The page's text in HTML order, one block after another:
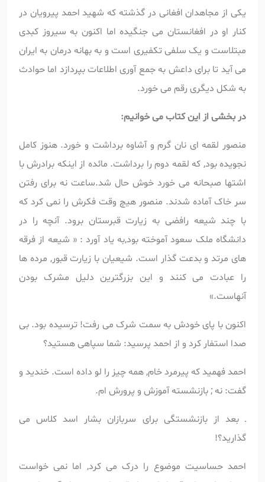
یکی از مجاهدان افغانی در گذشته که شهید احمد پیرویان در
کنار او در افغانستان می جنگیده اما اکنون به سیروز کبدی
مبتلاست و یک سلفی تکفیری است و به بهانه درمان به ایران
می آید تا برای داعش به جمع آوری اطلاعات بپردازد اما حوادث
به شکل دیگری رقم می خورد.
در بخشی از این کتاب می خوانیم:
منصور لقمه ای نان گرم و آشاوه برداشت و خورد. هنوز کامل
نجویده بود, که لقمه دوم را برداشت. مائده از اینکه برادرش با
اشتها صبحانه می خورد خوش حال شد.ساعت نه برای رفتن
سر خاک آماده شدند. منصور هیچ وقت فکرش را نمی کرد که
با چند شیعه رافضی به زیارت قبرستان برود. آنچه را در
دانشگاه ملک سعود آموخته بود,به یاد آورد : « شیعه از فرقه
های مرتد و بدعت گذار است. شیعیان با زیارت قبور, مرده ها
را عبادت می کنند و این بزرگترین دلیل مشرک بودن
آنهاست.»
اکنون با پای خودش به سمت شرک می رفت! ترسیده بود. بی
صدا استفار کرد و از احمد پرسید: شما سپاهی هستید؟
احمد فهمید که پیرمرد خام, همه چیز را لو داده است. خندید و
گفت: نه ; بازنشسته آموزش و پرورش ام.
ـ بعد از بازنشستگی برای سربازان بشار اسد کلاس می
گذارید؟!
احمد حساسیت موضوع را درک می کرد, اما نمی خواست